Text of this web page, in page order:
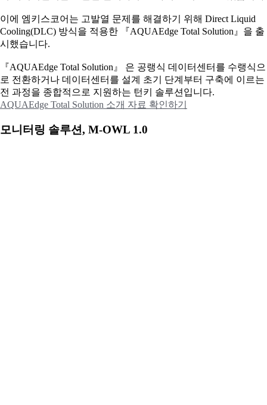
이에 엠키스코어는 고발열 문제를 해결하기 위해 Direct Liquid
Cooling(DLC) 방식을 적용한 『AQUAEdge Total Solution』을 출
시했습니다.
『AQUAEdge Total Solution』 은 공랭식 데이터센터를 수랭식으
로 전환하거나 데이터센터를 설계 초기 단계부터 구축에 이르는
전 과정을 종합적으로 지원하는 턴키 솔루션입니다.
AQUAEdge Total Solution 소개 자료 확인하기
모니터링 솔루션, M-OWL 1.0